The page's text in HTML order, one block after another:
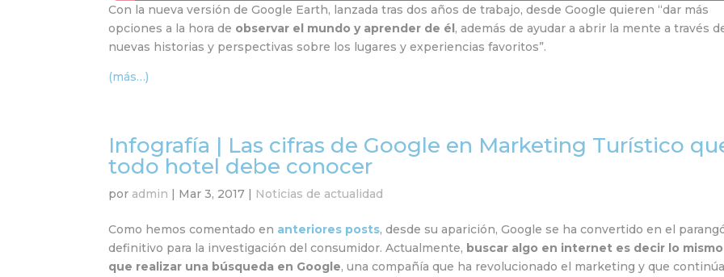
Con la nueva versión de Google Earth, lanzada tras dos años de trabajo, desde Google quieren “dar más
opciones a la hora de observar el mundo y aprender de él, además de ayudar a abrir la mente a través
nuevas historias y perspectivas sobre los lugares y experiencias favoritos”.
(más…)
Infografía | Las cifras de Google en Marketing Turístico
todo hotel debe conocer
por admin | Mar 3, 2017 | Noticias de actualidad
Como hemos comentado en anteriores posts, desde su aparición, Google se ha convertido en el
definitivo para la investigación del consumidor. Actualmente, buscar algo en internet es decir lo mismo
que realizar una búsqueda en Google, una compañía que ha revolucionado el marketing y que continúa